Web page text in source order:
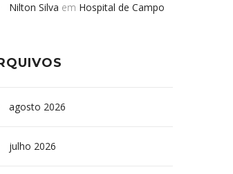
em São Paulo - Revista
em SP
Nilton Silva em Hospital de Campo
agosto 2026
julho 2026